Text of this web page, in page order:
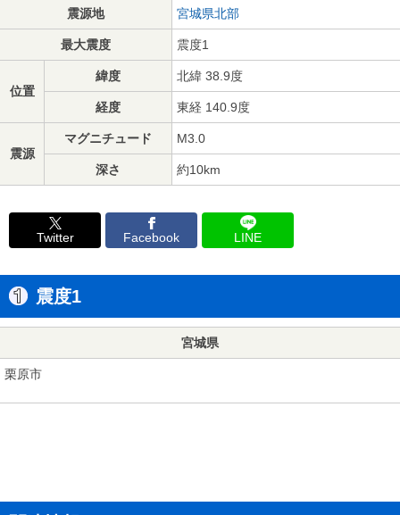
震源地 宮城県北部
最大震度 震度1
位置
緯度 北緯 38.9度
経度 東経 140.9度
震源
マグニチュード M3.0
深さ 約10km
Twitter Facebook LINE
震度1
宮城県
栗原市